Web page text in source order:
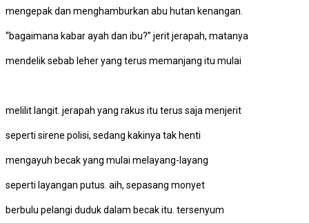
mengepak dan menghamburkan abu hutan kenangan.
“bagaimana kabar ayah dan ibu?” jerit jerapah, matanya
mendelik sebab leher yang terus memanjang itu mulai
melilit langit. jerapah yang rakus itu terus saja menjerit
seperti sirene polisi, sedang kakinya tak henti
mengayuh becak yang mulai melayang-layang
seperti layangan putus. aih, sepasang monyet
berbulu pelangi duduk dalam becak itu. tersenyum